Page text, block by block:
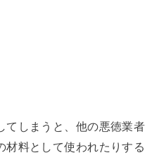
てしまうと、他の悪徳業者
材料として使われたりする